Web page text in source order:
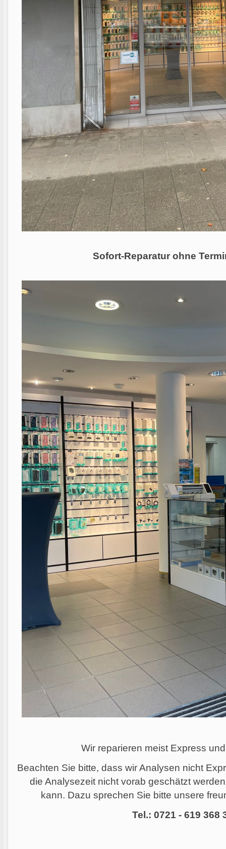
Sofort-Reparatur ohne
Wir reparieren meist Express
Beachten Sie bitte, dass wir Analysen nicht
die Analysezeit nicht vorab geschätzt
kann. Dazu sprechen Sie bitte unsere
Tel.: 0721 - 619 368